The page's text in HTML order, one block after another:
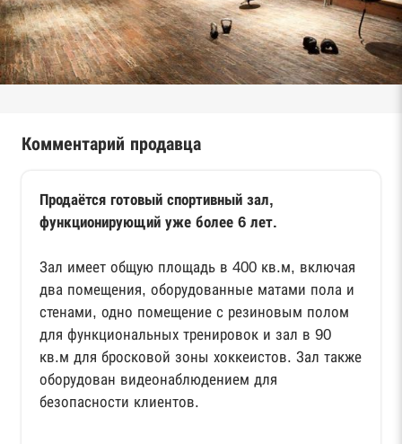
Комментарий продавца
Продаётся готовый спортивный зал,
функционирующий уже более 6 лет.
Зал имеет общую площадь в 400 кв.м, включая
два помещения, оборудованные матами пола и
стенами, одно помещение с резиновым полом
для функциональных тренировок и зал в 90
кв.м для бросковой зоны хоккеистов. Зал также
оборудован видеонаблюдением для
безопасности клиентов.